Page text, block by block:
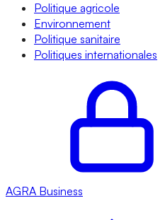
Politique agricole
Environnement
Politique sanitaire
Politiques internationales
AGRA Business